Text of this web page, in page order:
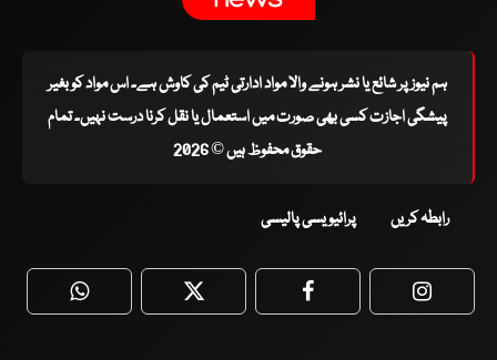
ہم نیوز پر شائع یا نشر ہونے والا مواد ادارتی ٹیم کی کاوش ہے۔ اس مواد کو بغیر
پیشگی اجازت کسی بھی صورت میں استعمال یا نقل کرنا درست نہیں۔ تمام
حقوق محفوظ ہیں © 2026
رابطہ کریں پرائیویسی پالیسی
WhatsApp Twitter Facebook